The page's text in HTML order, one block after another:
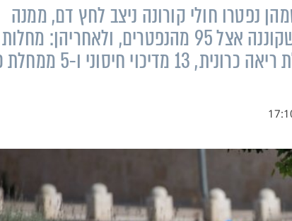
נפטרו חולי קורונה ניצב לחץ דם, ממנה
סבלו 151 איש. במקום השני נמצאת הסוכרת שקוננה אצל 95 מהנפטרים,
שמהן סבלו 91 חולים, 29 נפטרים סבלו ממחלת ריאה כרונית,